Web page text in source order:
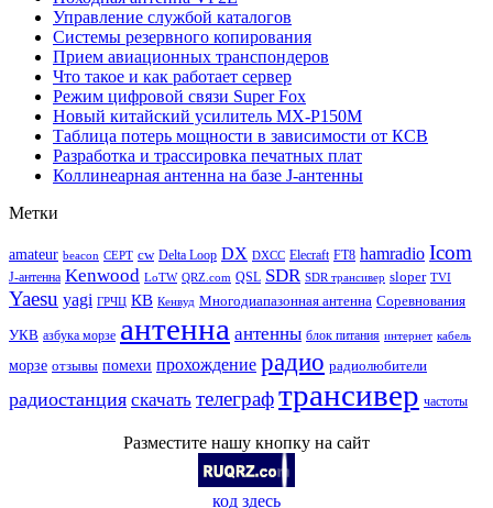
Управление службой каталогов
Системы резервного копирования
Прием авиационных транспондеров
Что такое и как работает сервер
Режим цифровой связи Super Fox
Новый китайский усилитель MX-P150M
Таблица потерь мощности в зависимости от КСВ
Разработка и трассировка печатных плат
Коллинеарная антенна на базе J-антенны
Метки
amateur beacon CEPT cw Delta Loop DX DXCC Elecraft FT8 hamradio Icom
J-антенна Kenwood LoTW QRZ.com QSL SDR SDR трансивер sloper TVI
Yaesu yagi ГРЧЦ КВ Кенвуд Многодиапазонная антенна Соревнования
УКВ азбука морзе антенна антенны блок питания интернет кабель
морзе отзывы помехи прохождение радио радиолюбители
радиостанция скачать телеграфтрансивер частоты
Разместите нашу кнопку на сайт
код здесь